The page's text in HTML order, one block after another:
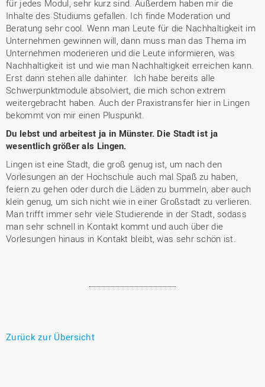
für jedes Modul, sehr kurz sind. Außerdem haben mir die
Inhalte des Studiums gefallen. Ich finde Moderation und
Beratung sehr cool. Wenn man Leute für die Nachhaltigkeit im
Unternehmen gewinnen will, dann muss man das Thema im
Unternehmen moderieren und die Leute informieren, was
Nachhaltigkeit ist und wie man Nachhaltigkeit erreichen kann.
Erst dann stehen alle dahinter. Ich habe bereits alle
Schwerpunktmodule absolviert, die mich schon extrem
weitergebracht haben. Auch der Praxistransfer hier in Lingen
bekommt von mir einen Pluspunkt.
Du lebst und arbeitest ja in Münster. Die Stadt ist ja
wesentlich größer als Lingen.
Lingen ist eine Stadt, die groß genug ist, um nach den
Vorlesungen an der Hochschule auch mal Spaß zu haben,
feiern zu gehen oder durch die Läden zu bummeln, aber auch
klein genug, um sich nicht wie in einer Großstadt zu verlieren.
Man trifft immer sehr viele Studierende in der Stadt, sodass
man sehr schnell in Kontakt kommt und auch über die
Vorlesungen hinaus in Kontakt bleibt, was sehr schön ist.
Zurück zur Übersicht